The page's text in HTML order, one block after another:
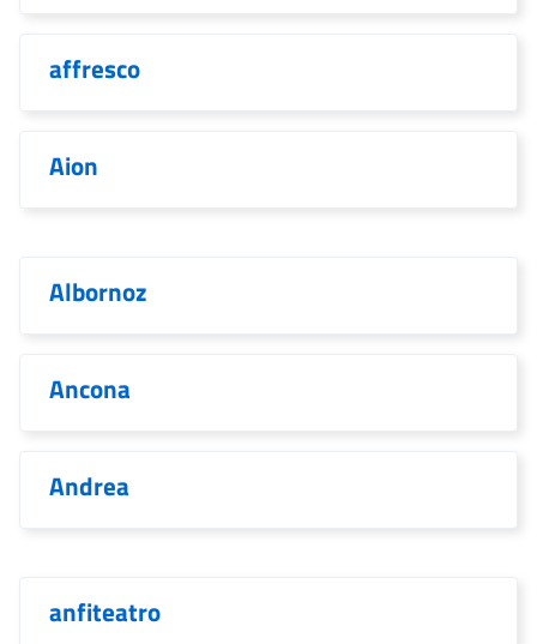
affresco
Aion
Albornoz
Ancona
Andrea
anfiteatro